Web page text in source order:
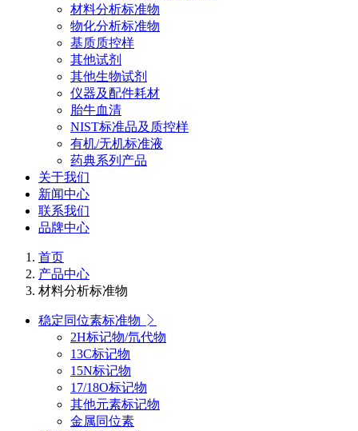
材料分析标准物
物化分析标准物
基质质控样
其他试剂
其他生物试剂
仪器及配件耗材
胎牛血清
NIST标准品及质控样
有机/无机标准液
药典系列产品
关于我们
新闻中心
联系我们
品牌中心
首页
产品中心
材料分析标准物
稳定同位素标准物
2H标记物/氘代物
13C标记物
15N标记物
17/18O标记物
其他元素标记物
金属同位素